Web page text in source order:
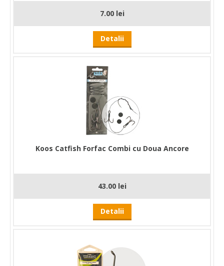
7.00 lei
Detalii
Koos Catfish Forfac Combi cu Doua Ancore
43.00 lei
Detalii